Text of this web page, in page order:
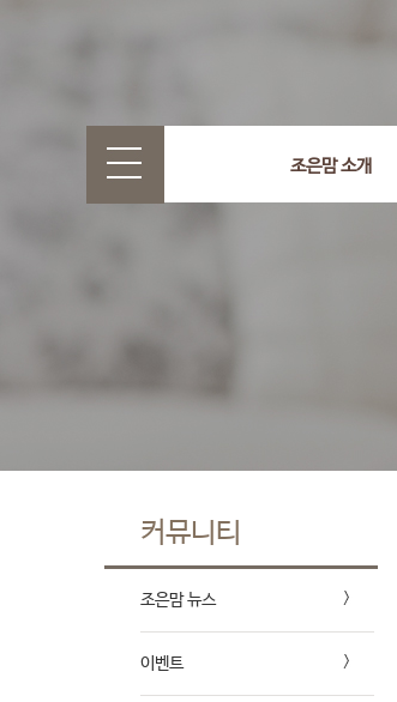
조은맘 소개
커뮤니티
조은맘 뉴스
이벤트